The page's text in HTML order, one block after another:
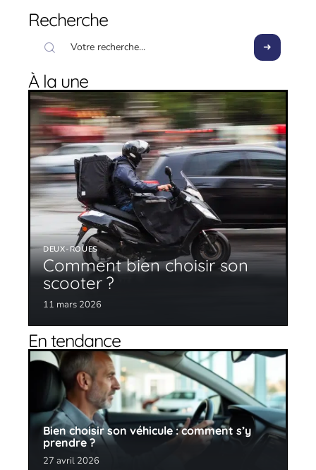
Recherche
À la une
DEUX-ROUES
Comment bien choisir son
scooter ?
11 mars 2026
En tendance
Bien choisir son véhicule : comment s’y
prendre ?
27 avril 2026